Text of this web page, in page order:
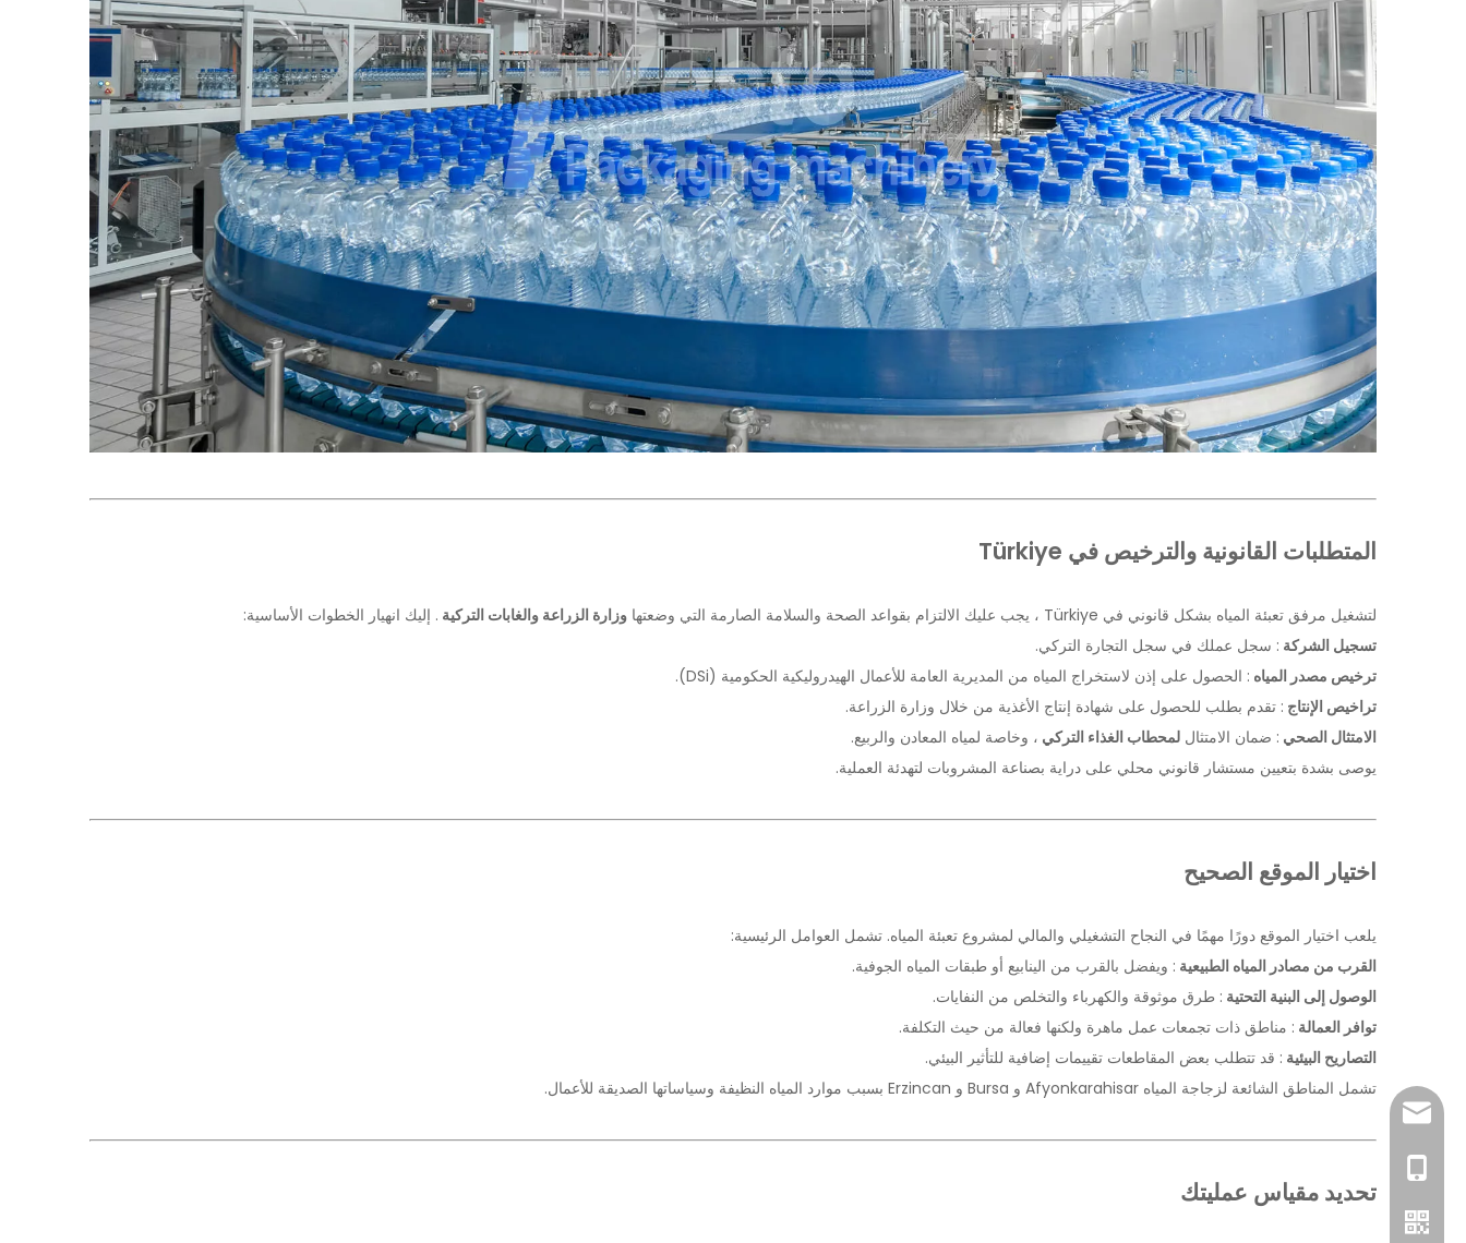
المتطلبات القانونية والترخيص في Türkiye
لتشغيل مرفق تعبئة المياه بشكل قانوني في Türkiye ، يجب عليك الالتزام بقواعد الصحة والسلامة الصارمة التي وضعتها وزارة الزراعة والغابات التركية . إليك انهيار الخطوات الأساسية:
تسجيل الشركة : سجل عملك في سجل التجارة التركي.
ترخيص مصدر المياه : الحصول على إذن لاستخراج المياه من المديرية العامة للأعمال الهيدروليكية الحكومية (DSi).
تراخيص الإنتاج : تقدم بطلب للحصول على شهادة إنتاج الأغذية من خلال وزارة الزراعة.
الامتثال الصحي : ضمان الامتثال لمحطاب الغذاء التركي ، وخاصة لمياه المعادن والربيع.
يوصى بشدة بتعيين مستشار قانوني محلي على دراية بصناعة المشروبات لتهدئة العملية.
اختيار الموقع الصحيح
يلعب اختيار الموقع دورًا مهمًا في النجاح التشغيلي والمالي لمشروع تعبئة المياه. تشمل العوامل الرئيسية:
القرب من مصادر المياه الطبيعية : ويفضل بالقرب من الينابيع أو طبقات المياه الجوفية.
الوصول إلى البنية التحتية : طرق موثوقة والكهرباء والتخلص من النفايات.
توافر العمالة : مناطق ذات تجمعات عمل ماهرة ولكنها فعالة من حيث التكلفة.
التصاريح البيئية : قد تتطلب بعض المقاطعات تقييمات إضافية للتأثير البيئي.
تشمل المناطق الشائعة لزجاجة المياه Afyonkarahisar و Bursa و Erzincan بسبب موارد المياه النظيفة وسياساتها الصديقة للأعمال.
تحديد مقياس عمليتك